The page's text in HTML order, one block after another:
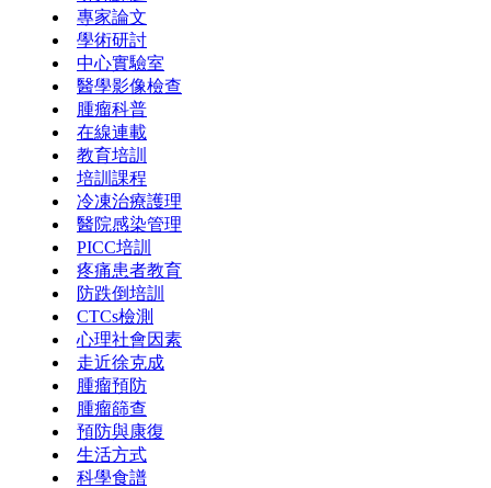
專家論文
學術研討
中心實驗室
醫學影像檢查
腫瘤科普
在線連載
教育培訓
培訓課程
冷凍治療護理
醫院感染管理
PICC培訓
疼痛患者教育
防跌倒培訓
CTCs檢測
心理社會因素
走近徐克成
腫瘤預防
腫瘤篩查
預防與康復
生活方式
科學食譜